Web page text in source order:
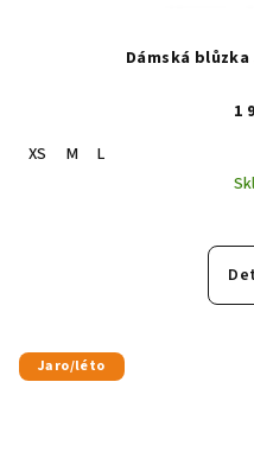
Dámská
1
XS
M
L
Jaro/léto